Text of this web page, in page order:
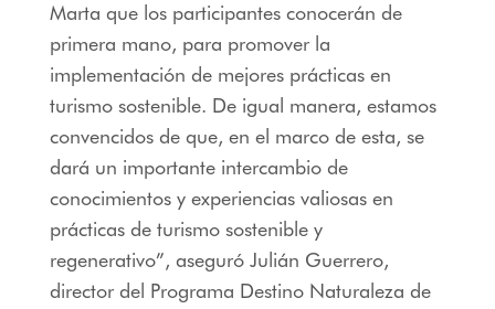
Marta que los participantes conocerán de
primera mano, para promover la
implementación de mejores prácticas en
turismo sostenible. De igual manera, estamos
convencidos de que, en el marco de esta, se
dará un importante intercambio de
conocimientos y experiencias valiosas en
prácticas de turismo sostenible y
regenerativo”, aseguró Julián Guerrero,
director del Programa Destino Naturaleza de